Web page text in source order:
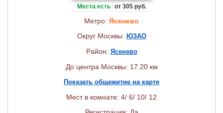
Места есть от 305 руб.
Метро: Ясенево
Округ Москвы: ЮЗАО
Район: Ясенево
До центра Москвы: 17.20 км
Показать общежитие на карте
Мест в комнате: 4/ 6/ 10/ 12